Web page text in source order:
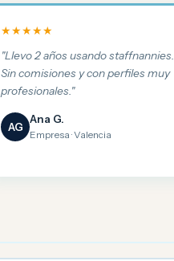
★★★★★
"Llevo 2 años usando staffnannies.
Sin comisiones y con perfiles muy
profesionales."
AG
Ana G.
Empresa · Valencia